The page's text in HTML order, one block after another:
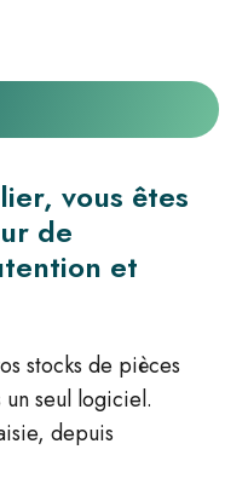
vous êtes
de
et
stocks de pièces
seul logiciel.
depuis